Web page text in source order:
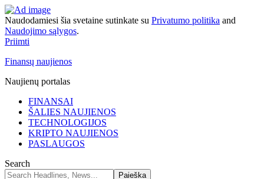
Naudodamiesi šia svetaine sutinkate su Privatumo politika and
Naudojimo sąlygos.
Priimti
Finansų naujienos
Naujienų portalas
FINANSAI
ŠALIES NAUJIENOS
TECHNOLOGIJOS
KRIPTO NAUJIENOS
PASLAUGOS
Search